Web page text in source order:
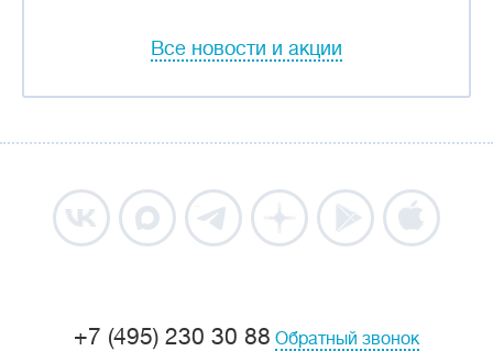
Все новости и акции
+7 (495) 230 30 88 Обратный звонок